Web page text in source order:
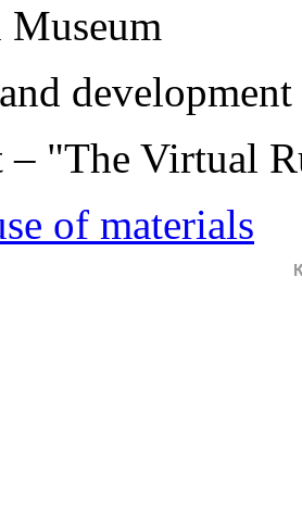
"The Virtual
of materials